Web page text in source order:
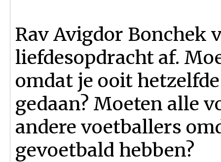
Rav Avigdor Bonchek
liefdesopdracht af.
omdat je ooit
gedaan? Moeten alle
andere voetballers
gevoetbald hebben?